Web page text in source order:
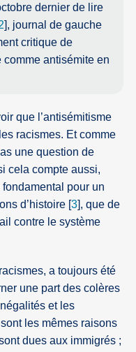
dernier de lire
], journal de gauche
critique de
comme antisémite en
que l’antisémitisme
racismes. Et comme
une question de
cela compte aussi,
pour un
d’histoire [3], que de
contre le système
a toujours été
une part des colères
et les
les mêmes raisons
dues aux immigrés ;